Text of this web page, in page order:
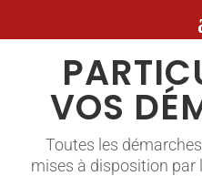
VOS
Toutes les
mises à disposition par